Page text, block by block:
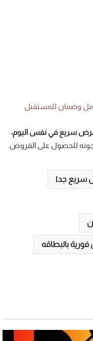
وضمان للمستقبل
سريع في نفس اليوم،
للحصول على القروض.
سريع جدا
بالبطاقه